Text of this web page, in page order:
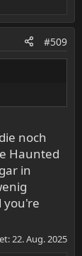
#509
noch
Haunted
in
you're
22. Aug. 2025